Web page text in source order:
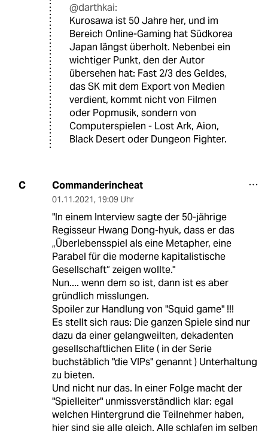
@darthkai:
Kurosawa ist 50 Jahre her, und im
Bereich Online-Gaming hat Südkorea
Japan längst überholt. Nebenbei ein
wichtiger Punkt, den der Autor
übersehen hat: Fast 2/3 des Geldes,
das SK mit dem Export von Medien
verdient, kommt nicht von Filmen
oder Popmusik, sondern von
Computerspielen - Lost Ark, Aion,
Black Desert oder Dungeon Fighter.
C Commanderincheat
01.11.2021, 19:09 Uhr
"In einem Interview sagte der 50-jährige
Regisseur Hwang Dong-hyuk, dass er das
„Überlebensspiel als eine Metapher, eine
Parabel für die moderne kapitalistische
Gesellschaft“ zeigen wollte."
Nun.... wenn dem so ist, dann ist es aber
gründlich misslungen.
Spoiler zur Handlung von "Squid game" !!!
Es stellt sich raus: Die ganzen Spiele sind nur
dazu da einer gelangweilten, dekadenten
gesellschaftlichen Elite ( in der Serie
buchstäblich "die VIPs" genannt ) Unterhaltung
zu bieten.
Und nicht nur das. In einer Folge macht der
"Spielleiter" unmissverständlich klar: egal
welchen Hintergrund die Teilnehmer haben,
hier sind sie alle gleich. Alle schlafen im selben